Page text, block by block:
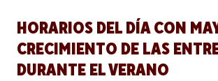
HORARIOS DEL DÍA CON
CRECIMIENTO DE LAS
DURANTE EL VERANO